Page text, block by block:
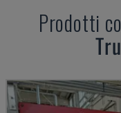
Prodotti